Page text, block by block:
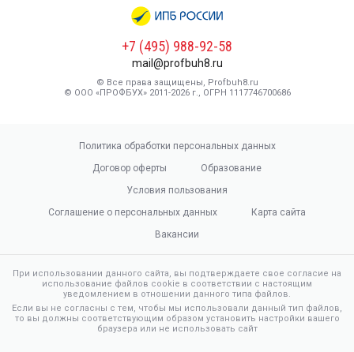
+7 (495) 988-92-58
mail@profbuh8.ru
© Все права защищены, Profbuh8.ru
© ООО «ПРОФБУХ» 2011-2026 г., ОГРН 1117746700686
Политика обработки персональных данных
Договор оферты
Образование
Условия пользования
Соглашение о персональных данных
Карта сайта
Вакансии
При использовании данного сайта, вы подтверждаете свое согласие на
использование файлов cookie в соответствии с настоящим
уведомлением в отношении данного типа файлов.
Если вы не согласны с тем, чтобы мы использовали данный тип файлов,
то вы должны соответствующим образом установить настройки вашего
браузера или не использовать сайт